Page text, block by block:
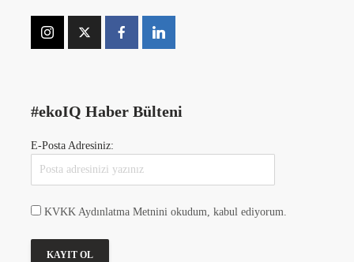
#ekoIQ Haber Bülteni
E-Posta Adresiniz:
KVKK Aydınlatma Metnini okudum, kabul ediyorum.